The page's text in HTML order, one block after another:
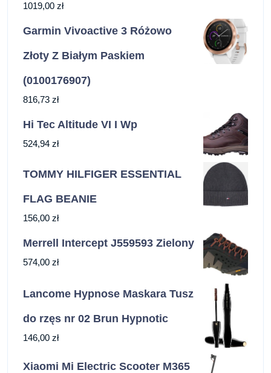
1019,00 zł
Garmin Vivoactive 3 Różowo
Złoty Z Białym Paskiem
(0100176907)
816,73 zł
Hi Tec Altitude VI I Wp
524,94 zł
TOMMY HILFIGER ESSENTIAL
FLAG BEANIE
156,00 zł
Merrell Intercept J559593 Zielony
574,00 zł
Lancome Hypnose Maskara Tusz
do rzęs nr 02 Brun Hypnotic
146,00 zł
Xiaomi Mi Electric Scooter M365